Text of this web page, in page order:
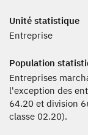
Unité statistique
Entreprise
Population
Entreprises
l'exception des
64.20 et division
classe 02.20).